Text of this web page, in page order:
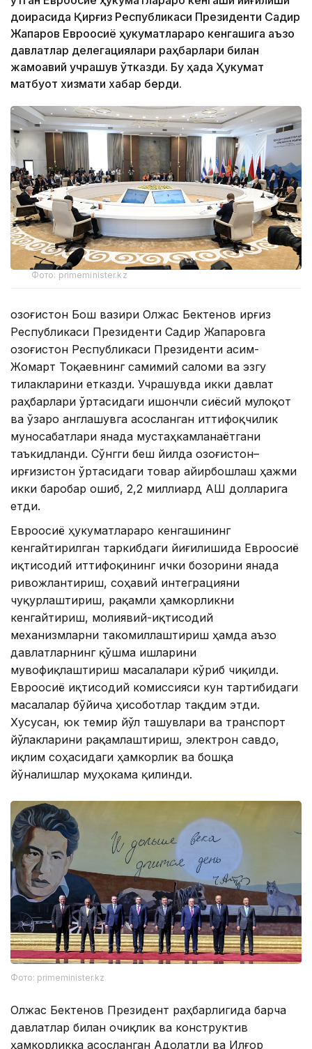
доирасида Қирғиз Республикаси Президенти Садир
Жапаров Евроосиё ҳукуматлараро кенгашига аъзо
давлатлар делегациялари раҳбарлари билан
жамоавий учрашув ўтказди. Бу ҳақда Ҳукумат
матбуот хизмати хабар берди.
Фото: primeminister.kz
Қозоғистон Бош вазири Олжас Бектенов Қирғиз
Республикаси Президенти Садир Жапаровга
Қозоғистон Республикаси Президенти Қасим-
Жомарт Тоқаевнинг самимий саломи ва эзгу
тилакларини етказди. Учрашувда икки давлат
раҳбарлари ўртасидаги ишончли сиёсий мулоқот
ва ўзаро англашувга асосланган иттифоқчилик
муносабатлари янада мустаҳкамланаётгани
таъкидланди. Сўнгги беш йилда Қозоғистон–
Қирғизистон ўртасидаги товар айирбошлаш ҳажми
икки баробар ошиб, 2,2 миллиард АҚШ долларига
етди.
Евроосиё ҳукуматлараро кенгашининг
кенгайтирилган таркибдаги йиғилишида Евроосиё
иқтисодий иттифоқининг ички бозорини янада
ривожлантириш, соҳавий интеграцияни
чуқурлаштириш, рақамли ҳамкорликни
кенгайтириш, молиявий-иқтисодий
механизмларни такомиллаштириш ҳамда аъзо
давлатларнинг қўшма ишларини
мувофиқлаштириш масалалари кўриб чиқилди.
Евроосиё иқтисодий комиссияси кун тартибидаги
масалалар бўйича ҳисоботлар тақдим этди.
Хусусан, юк темир йўл ташувлари ва транспорт
йўлакларини рақамлаштириш, электрон савдо,
иқлим соҳасидаги ҳамкорлик ва бошқа
йўналишлар муҳокама қилинди.
Фото: primeminister.kz
Олжас Бектенов Президент раҳбарлигида барча
давлатлар билан очиқлик ва конструктив
ҳамкорликка асосланган Адолатли ва Илғор